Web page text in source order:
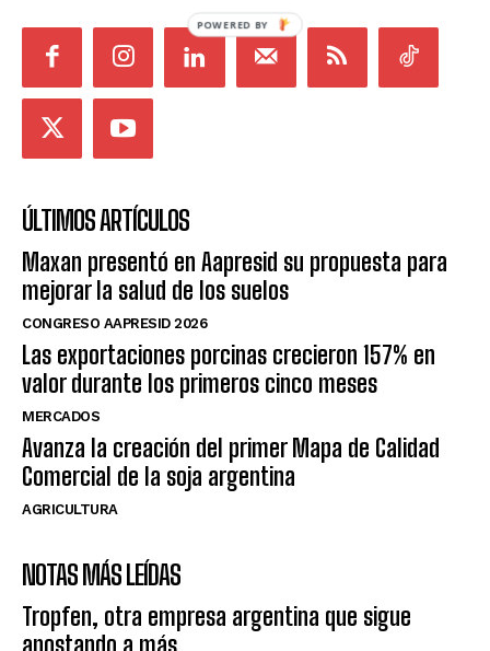
ÚLTIMOS ARTÍCULOS
Maxan presentó en Aapresid su propuesta para
mejorar la salud de los suelos
CONGRESO AAPRESID 2026
Las exportaciones porcinas crecieron 157% en
valor durante los primeros cinco meses
MERCADOS
Avanza la creación del primer Mapa de Calidad
Comercial de la soja argentina
AGRICULTURA
NOTAS MÁS LEÍDAS
Tropfen, otra empresa argentina que sigue
POWERED BY